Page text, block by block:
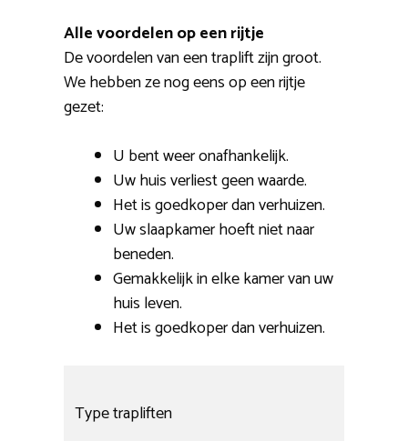
Alle voordelen op een rijtje
De voordelen van een traplift zijn groot.
We hebben ze nog eens op een rijtje
gezet:
U bent weer onafhankelijk.
Uw huis verliest geen waarde.
Het is goedkoper dan verhuizen.
Uw slaapkamer hoeft niet naar
beneden.
Gemakkelijk in elke kamer van uw
huis leven.
Het is goedkoper dan verhuizen.
Type trapliften